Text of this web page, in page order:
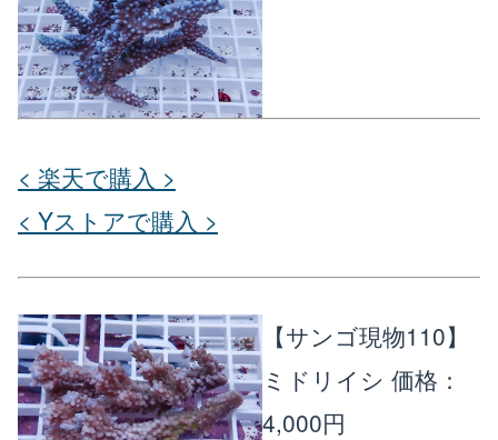
< 楽天で購入 >
< Yストアで購入 >
【サンゴ現物110】
ミドリイシ 価格：
4,000円